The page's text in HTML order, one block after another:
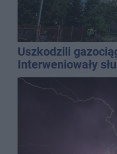
Uszkodzili
Interweniowały